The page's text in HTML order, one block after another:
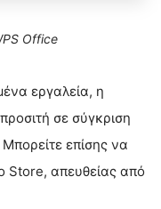
Office
εργαλεία, η
σε σύγκριση
επίσης να
Store, απευθείας από